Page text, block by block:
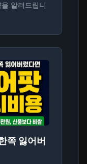
알려드립니
쪽 잃어버